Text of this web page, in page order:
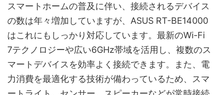
スマートホームの普及に伴い、接続されるデバイス
の数は年々増加していますが、ASUS RT-BE14000
はこれにもしっかり対応しています。最新のWi-Fi
7テクノロジーや広い6GHz帯域を活用し、複数のス
マートデバイスを効率よく接続できます。また、電
力消費を最適化する技術が備わっているため、スマ